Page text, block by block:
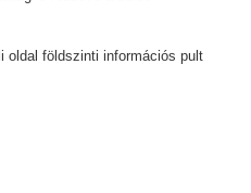
oldal földszinti információs pult